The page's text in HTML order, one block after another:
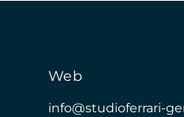
Web
info@studioferrari-